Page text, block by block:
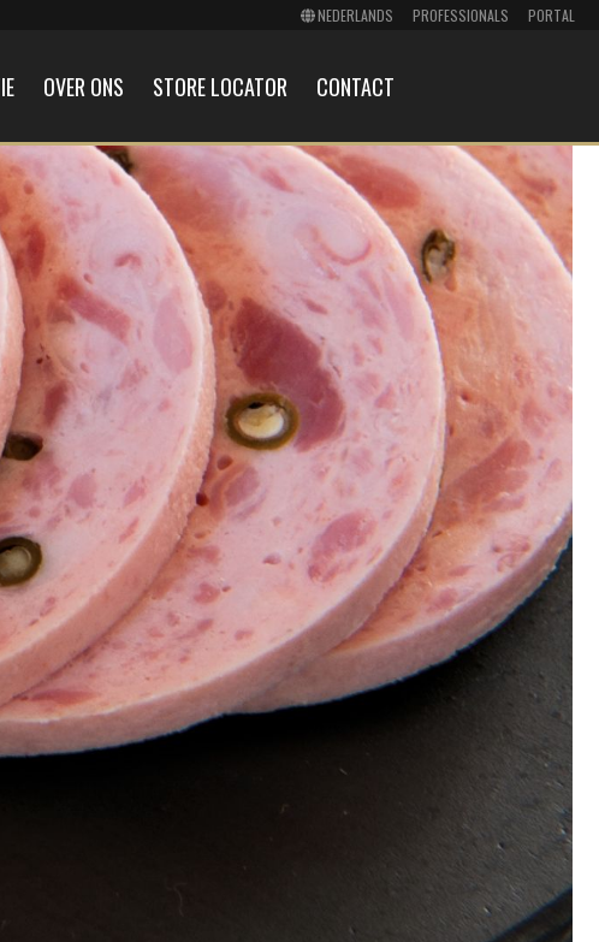
PROFESSIONALS PORTAL
OVER ONS STORE LOCATOR CONTACT